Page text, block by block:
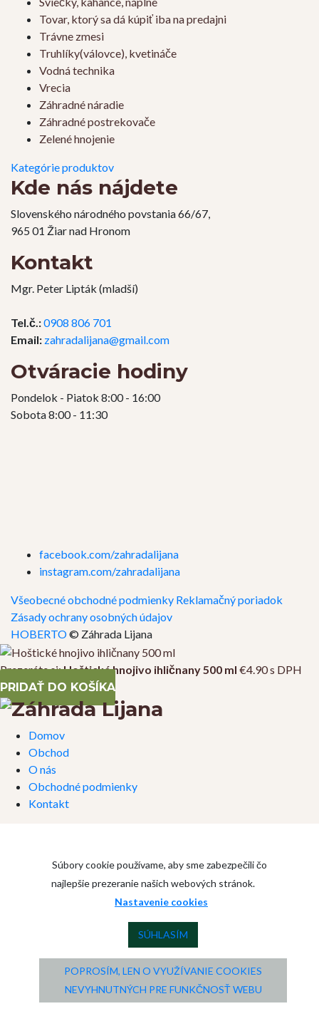
Tovar, ktorý sa dá kúpiť iba na predajni
Trávne zmesi
Truhlíky(válovce), kvetináče
Vodná technika
Vrecia
Záhradné náradie
Záhradné postrekovače
Zelené hnojenie
Kategórie produktov
Kde nás nájdete
Slovenského národného povstania 66/67,
965 01 Žiar nad Hronom
Kontakt
Mgr. Peter Lipták (mladší)
Tel.č.:0908 806 701
Email: zahradalijana@gmail.com
Otváracie hodiny
Pondelok - Piatok 8:00 - 16:00
Sobota 8:00 - 11:30
facebook.com/zahradalijana
instagram.com/zahradalijana
Všeobecné obchodné podmienky Reklamačný poriadok
Zásady ochrany osobných údajov
HOBERTO© Záhrada Lijana
Prezeráte si:Hoštické hnojivo ihličnany 500 ml €4.90s DPH
PRIDAŤ DO KOŠÍKA
Domov
Obchod
O nás
Obchodné podmienky
Kontakt
Súbory cookie používame, aby sme zabezpečili čo
najlepšie prezeranie našich webových stránok.
Nastavenie cookies
SÚHLASÍM
POPROSÍM, LEN O VYUŽÍVANIE COOKIES
NEVYHNUTNÝCH PRE FUNKČNOSŤ WEBU